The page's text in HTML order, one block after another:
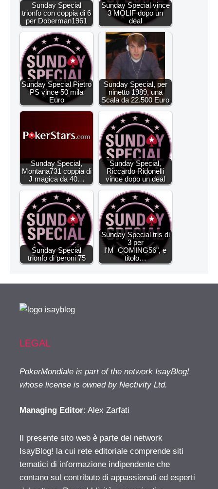
Sunday Special
trionfo con coppia di 6
per Doberman1961
Sunday Special vince
3 MOLIF dopo un
deal
Sunday Special Pietro
PS vince 50 mila
Euro
Sunday Special, per
ninetto 1989, una
Scala da 22.500 Euro
Sunday Special,
Montana731 coppia di
J magica da 40…
Sunday Special,
Riccardo Ridonelli
vince dopo un deal
Sunday Special
trionfo di peroni 75
Sunday Special tris di
3 per
I'M_COMING56", e
titolo…
LEGAL
PokerMondiale is part of the network IsayBlog!
whose license is owned by Nectivity Ltd.
Managing Editor: Alex Zarfati
Il presente sito web è parte del network
IsayBlog! la cui rete editoriale comprende siti
tematici di informazione indipendente che
contano sul contributo di appassionati ed esperti